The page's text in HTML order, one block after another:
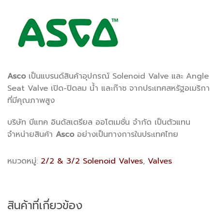
Ascoเป็นแบรนด์สินค้าอุปกรณ์ Solenoid Valve และ Angle
Seat Valve เปิด-ปิดลม น้ำ และก๊าซ จากประเทศสหรัฐอเมริกา
ที่มีคุณภาพสูง
บริษัท บีแทค อินดัสเตรียล ออโตเมชั่น จำกัด เป็นตัวแทน
จำหน่ายสินค้า Ascoอย่างเป็นทางการในประเทศไทย
หมวดหมู่: 2/2 & 3/2 Solenoid Valves, Valves
สินค้าที่เกี่ยวข้อง